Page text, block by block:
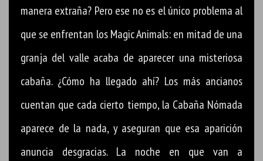
manera extraña? Pero ese no es el único problema al
que se enfrentan los Magic Animals: en mitad de una
granja del valle acaba de aparecer una misteriosa
cabaña. ¿Cómo ha llegado ahí? Los más ancianos
cuentan que cada cierto tiempo, la Cabaña Nómada
aparece de la nada, y aseguran que esa aparición
anuncia desgracias. La noche en que van a